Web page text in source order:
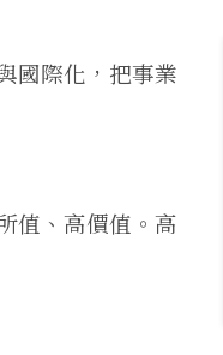
國際化，把事業
值、高價值。高